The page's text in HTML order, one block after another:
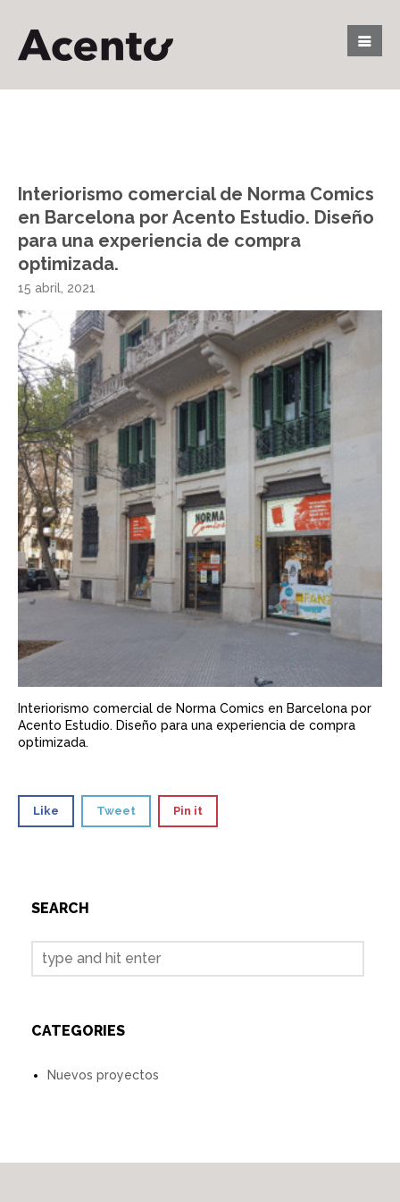
Interiorismo comercial de Norma Comics
en Barcelona por Acento Estudio. Diseño
para una experiencia de compra
optimizada.
15 abril, 2021
Interiorismo comercial de Norma Comics en Barcelona por
Acento Estudio. Diseño para una experiencia de compra
optimizada.
Like Tweet Pin it
SEARCH
CATEGORIES
Nuevos proyectos